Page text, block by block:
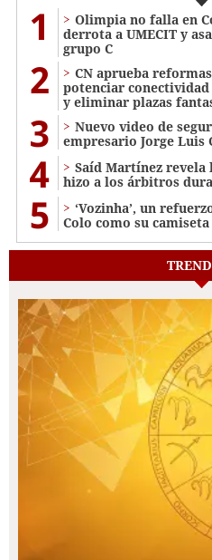
1
Olimpia no falla en
derrota a UMECIT y
grupo C
2
CN aprueba
potenciar
y eliminar plazas
3
Nuevo video de
empresario Jorge Luis
4
Saíd Martínez
hizo a los árbitros
5
‘Vozinha’, un
Colo como su